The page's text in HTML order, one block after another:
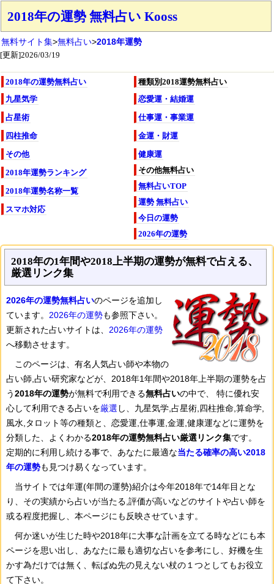
2018年の運勢 無料占い Kooss
無料サイト集>無料占い>2018年運勢
[更新]2026/03/19
2018年の運勢無料占い
九星気学
占星術
四柱推命
その他
2018年運勢ランキング
2018年運勢名称一覧
スマホ対応
種類別2018運勢無料占い
恋愛運・結婚運
仕事運・事業運
金運・財運
健康運
その他無料占い
無料占いTOP
運勢 無料占い
今日の運勢
2026年の運勢
2018年の1年間や2018上半期の運勢が無料で占える、
厳選リンク集
2026年の運勢無料占いのページを追加し
ています。 2026年の運勢も参照下さい。
更新された占いサイトは、 2026年の運勢
へ移動させます。
このページは、有名人気占い師や本物の
占い師,占い研究家などが、2018年1年間や2018年上半期の運勢を占
う2018年の運勢が無料で利用できる無料占いの中で、 特に優れ安
心して利用できる占いを厳選 し、九星気学,占星術,四柱推命,算命学,
風水,タロット等の種類と、恋愛運,仕事運,金運,健康運などに運勢を
分類した、よくわかる2018年の運勢無料占い厳選リンク集です。
定期的に利用し続ける事で、あなたに最適な当たる確率の高い2018
年の運勢も見つけ易くなっています。
当サイトでは年運(年間の運勢)紹介は今年2018年で14年目とな
り、その実績から占いが当たる,評価が高いなどのサイトや占い師を
或る程度把握し、本ページにも反映させています。
何か迷いが生じた時や2018年に大事な計画を立てる時などにも本
ページを思い出し、あなたに最も適切な占いを参考にし、好機を生
かす為だけでは無く、転ばぬ先の見えない杖の１つとしてもお役立
て下さい。